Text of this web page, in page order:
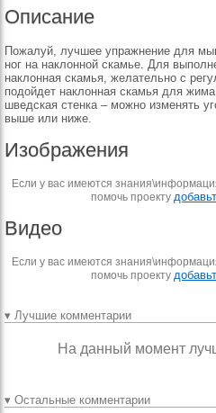
Описание
Пожалуй, лучшее упражнение для
ног на наклонной скамье. Для
наклонная скамья, желательно с
подойдет наклонная скамья для
шведская стенка – можно изменять
выше или ниже.
Изображения
Если у вас имеются
помочь проекту
Видео
Если у вас имеются
помочь проекту
▾ Лучшие комментарии
На данный момент
▾ Остальные комментарии